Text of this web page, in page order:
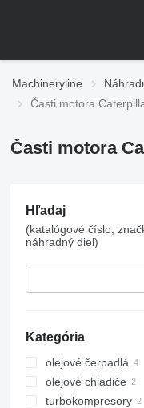
Machineryline
Časti motora
Časti motora
Hľadaj
(katalógové číslo,
náhradný diel)
Kategória
olejové čerpadlá
olejové chladiče
turbokompresory